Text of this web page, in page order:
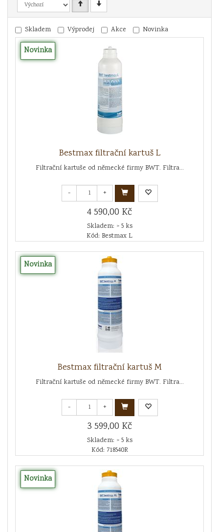
Skladem Výprodej Akce Novinka
Novinka
Bestmax filtrační kartuš L
Filtrační kartuše od německé firmy BWT. Filtra...
- +
4 590,00 Kč
Skladem: > 5 ks
Kód: Bestmax L
Novinka
Bestmax filtrační kartuš M
Filtrační kartuše od německé firmy BWT. Filtra...
- +
3 599,00 Kč
Skladem: > 5 ks
Kód: 718540R
Novinka